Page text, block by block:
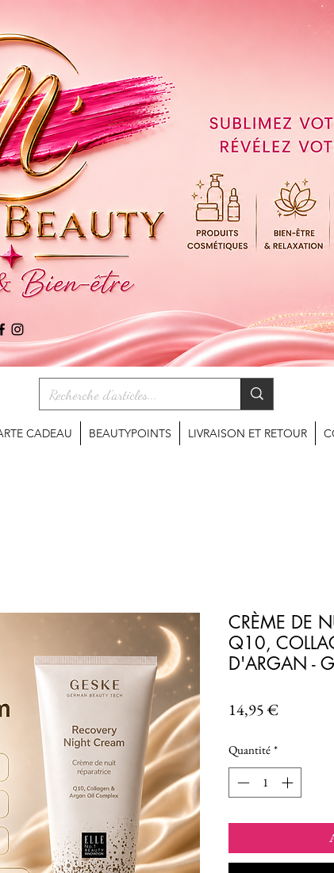
CADEAU BEAUTYPOINTS LIVRAISON ET RETOUR
CRÈME DE
Q10,
D'ARGAN -
14,95 €Prix
Quantité *